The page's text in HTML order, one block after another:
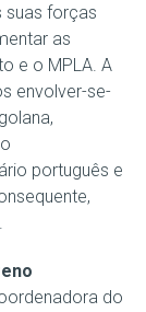
suas forças
as
e o MPLA. A
envolver-se-
português e
do